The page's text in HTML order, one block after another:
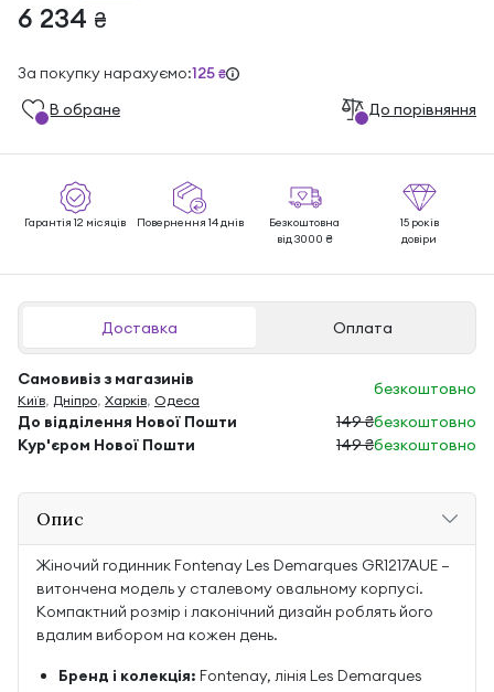
6 234 ₴
За покупку нарахуємо:125 ₴
В обране До порівняння
Гарантія 12 місяців Повернення 14 днів
Безкоштовна
від 3000 ₴
15 років
довіри
Доставка Оплата
Самовивіз з магазинів
Київ, Дніпро, Харків, Одеса
безкоштовно
До відділення Нової Пошти
149 ₴безкоштовно
Кур'єром Нової Пошти
149 ₴безкоштовно
Опис
Жіночий годинник Fontenay Les Demarques GR1217AUE —
витончена модель у сталевому овальному корпусі.
Компактний розмір і лаконічний дизайн роблять його
вдалим вибором на кожен день.
Бренд і колекція: Fontenay, лінія Les Demarques